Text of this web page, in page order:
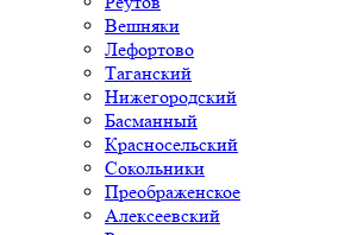
Вешняки
Лефортово
Таганский
Нижегородский
Басманный
Красносельский
Сокольники
Преображенское
Алексеевский